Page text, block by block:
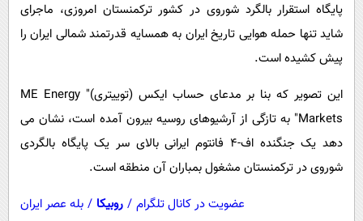
حیات وحش
سیاست خارجی
پایگاه استقرار بالگرد شوروی در کشور ترکمنستان امروزی، ماجرای
شاید تنها حمله هوایی تاریخ ایران به همسایه قدرتمند شمالی ایران را
پیش کشیده است.
این تصویر که بنا بر مدعای حساب ایکس (توییتری)" ME Energy
Markets" به تازگی از آرشیوهای روسیه بیرون آمده است، نشان می
دهد یک جنگنده اف-4 فانتوم ایرانی بالای سر یک پایگاه بالگردی
شوروی در ترکمنستان مشغول بمباران آن منطقه است.
عضویت در کانال تلگرام / روبیکا / بله عصر ایران